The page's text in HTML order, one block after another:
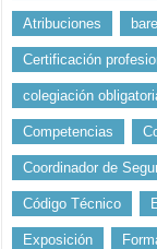
Atribuciones
Certificación
colegiación
Competencias
Coordinador de
Código Técnico
Exposición